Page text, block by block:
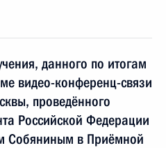
данного по итогам
видео-конференц-связи
проведённого
Российской Федерации
Собяниным в Приёмной